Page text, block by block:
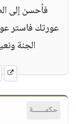
فأحسن إلى
عورتك فاستر
الجنة
حكمــــــة